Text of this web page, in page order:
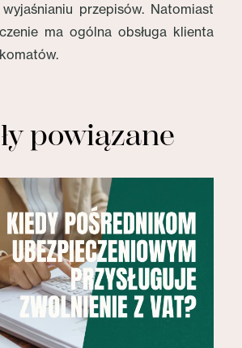
przepisów. Natomiast
ma ogólna obsługa klienta
powiązane